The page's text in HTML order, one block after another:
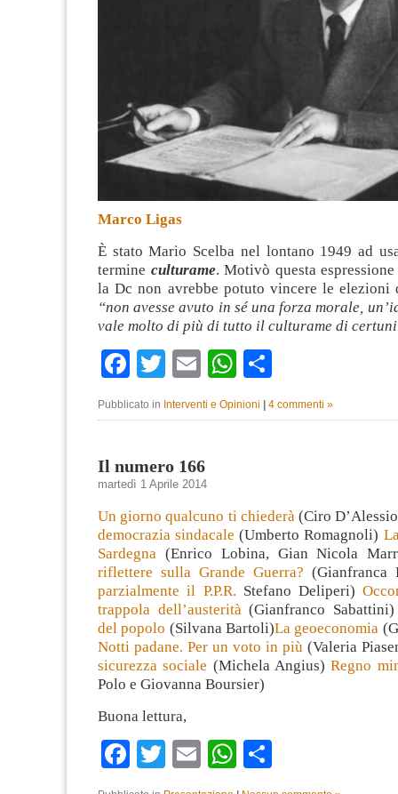
Marco Ligas
È stato Mario Scelba nel lontano 1949 ad
termine culturame. Motivò questa
la Dc non avrebbe potuto vincere le elezioni
“non avesse avuto in sé una forza morale,
vale molto di più di tutto il culturame di
Facebook
TwitterEmailWhatsApp
Pubblicato in Interventi e Opinioni 4 commenti »
Il numero 166
martedì 1 Aprile 2014
Un giorno qualcuno ti chiederà(Ciro
democrazia sindacale (Umberto Romagnoli)
Sardegna (Enrico Lobina, Gian Nicola
riflettere sulla Grande Guerra?
parzialmente il P.P.R. Stefano Deliperi)
trappola dell’austerità (Gianfranco
del popolo (Silvana Bartoli)La geoeconomia
Notti padane. Per un voto in più (Valeria
sicurezza sociale (Michela Angius)Regno
Polo e Giovanna Boursier)
Buona lettura,
Facebook
TwitterEmailWhatsApp